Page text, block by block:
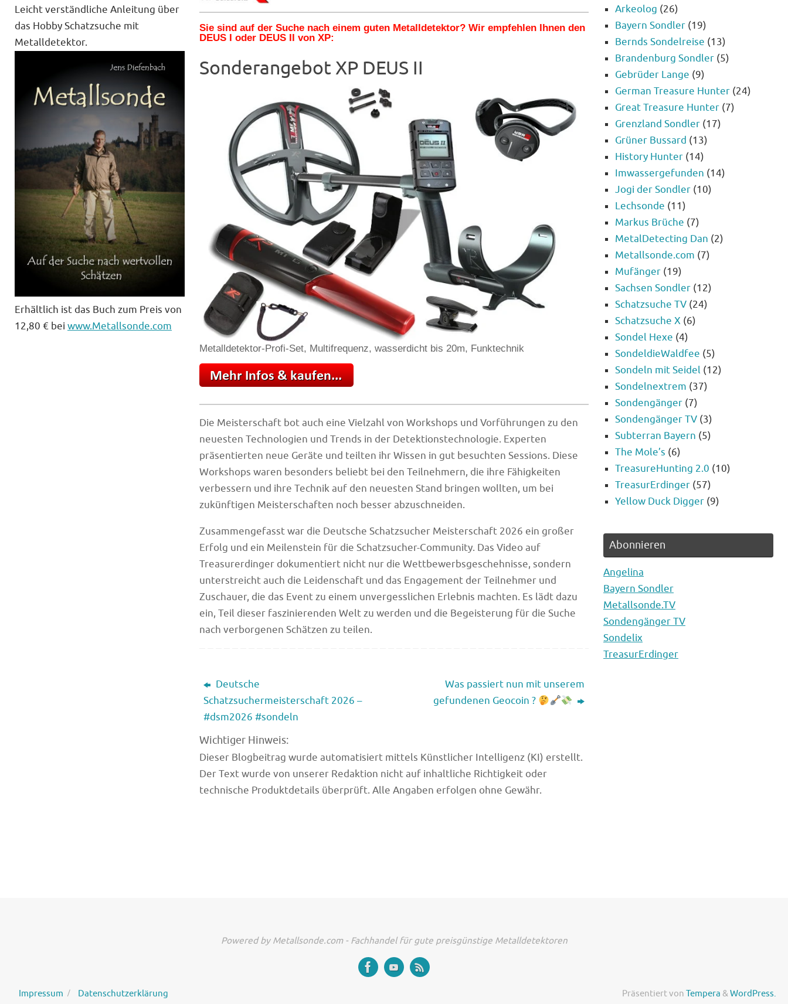
Sie sind auf der Suche nach einem guten Metalldetektor? Wir empfehlen Ihnen den
DEUS I oder DEUS II von XP:
Sonderangebot XP DEUS II
Metalldetektor-Profi-Set, Multifrequenz, wasserdicht bis 20m, Funktechnik
Die Meisterschaft bot auch eine Vielzahl von Workshops und Vorführungen zu den
neuesten Technologien und Trends in der Detektionstechnologie. Experten
präsentierten neue Geräte und teilten ihr Wissen in gut besuchten Sessions. Diese
Workshops waren besonders beliebt bei den Teilnehmern, die ihre Fähigkeiten
verbessern und ihre Technik auf den neuesten Stand bringen wollten, um bei
zukünftigen Meisterschaften noch besser abzuschneiden.
Zusammengefasst war die Deutsche Schatzsucher Meisterschaft 2026 ein großer
Erfolg und ein Meilenstein für die Schatzsucher-Community. Das Video auf
Treasurerdinger dokumentiert nicht nur die Wettbewerbsgeschehnisse, sondern
unterstreicht auch die Leidenschaft und das Engagement der Teilnehmer und
Zuschauer, die das Event zu einem unvergesslichen Erlebnis machten. Es lädt dazu
ein, Teil dieser faszinierenden Welt zu werden und die Begeisterung für die Suche
nach verborgenen Schätzen zu teilen.
Deutsche
Schatzsuchermeisterschaft 2026 –
#dsm2026 #sondeln
Was passiert nun mit unserem
gefundenen Geocoin ?
Wichtiger Hinweis:
Dieser Blogbeitrag wurde automatisiert mittels Künstlicher Intelligenz (KI) erstellt.
Der Text wurde von unserer Redaktion nicht auf inhaltliche Richtigkeit oder
technische Produktdetails überprüft. Alle Angaben erfolgen ohne Gewähr.
Leicht verständliche Anleitung über
das Hobby Schatzsuche mit
Metalldetektor.
Erhältlich ist das Buch zum Preis von
12,80 € bei www.Metallsonde.com
Arkeolog (26)
Bayern Sondler (19)
Bernds Sondelreise (13)
Brandenburg Sondler (5)
Gebrüder Lange (9)
German Treasure Hunter (24)
Great Treasure Hunter (7)
Grenzland Sondler (17)
Grüner Bussard (13)
History Hunter (14)
Imwassergefunden (14)
Jogi der Sondler (10)
Lechsonde (11)
Markus Brüche (7)
MetalDetecting Dan (2)
Metallsonde.com (7)
Mufänger (19)
Sachsen Sondler (12)
Schatzsuche TV (24)
Schatzsuche X (6)
Sondel Hexe (4)
SondeldieWaldfee (5)
Sondeln mit Seidel (12)
Sondelnextrem (37)
Sondengänger (7)
Sondengänger TV (3)
Subterran Bayern (5)
The Mole’s (6)
TreasureHunting 2.0 (10)
TreasurErdinger (57)
Yellow Duck Digger (9)
Abonnieren
Angelina
Bayern Sondler
Metallsonde.TV
Sondengänger TV
Sondelix
TreasurErdinger
Powered by Metallsonde.com - Fachhandel für gute preisgünstige Metalldetektoren
Impressum Datenschutzerklärung Präsentiert von Tempera &WordPress.